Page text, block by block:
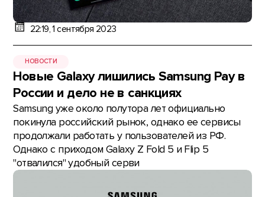
22:19, 1 сентября 2023
НОВОСТИ
Новые Galaxy лишились Samsung Pay в
России и дело не в санкциях
Samsung уже около полутора лет официально
покинула российский рынок, однако ее сервисы
продолжали работать у пользователей из РФ.
Однако с приходом Galaxy Z Fold 5 и Flip 5
"отвалился" удобный серви